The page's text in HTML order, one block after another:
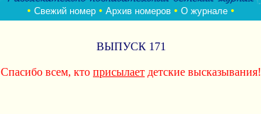
• Свежий номер • Архив номеров • О журнале •
ВЫПУСК 171
Спасибо всем, кто присылает детские высказывания!